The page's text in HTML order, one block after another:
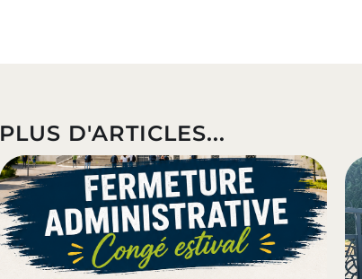
PLUS D'ARTICLES...